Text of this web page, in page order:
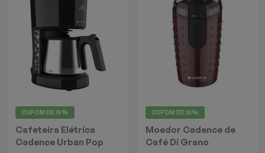
CUPOM DE15%
Cafeteira Elétrica
Cadence Urban Pop
CUPOM DE15%
Moedor Cadence de
Café Di Grano
Batedeiras